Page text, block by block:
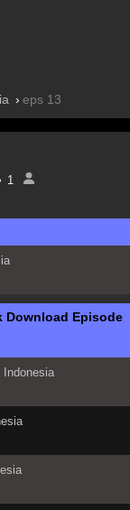
eps 13
1
Download Episode
Indonesia